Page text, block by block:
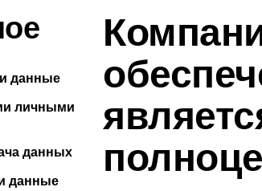
данные
личными
данных
данные